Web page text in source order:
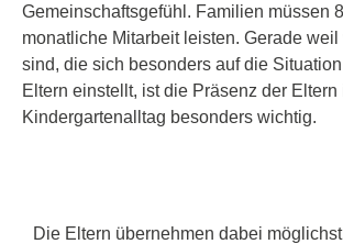
Gemeinschaftsgefühl. Familien müssen
monatliche Mitarbeit leisten. Gerade
sind, die sich besonders auf die
Eltern einstellt, ist die Präsenz der Eltern
Kindergartenalltag besonders wichtig.
Die Eltern übernehmen dabei